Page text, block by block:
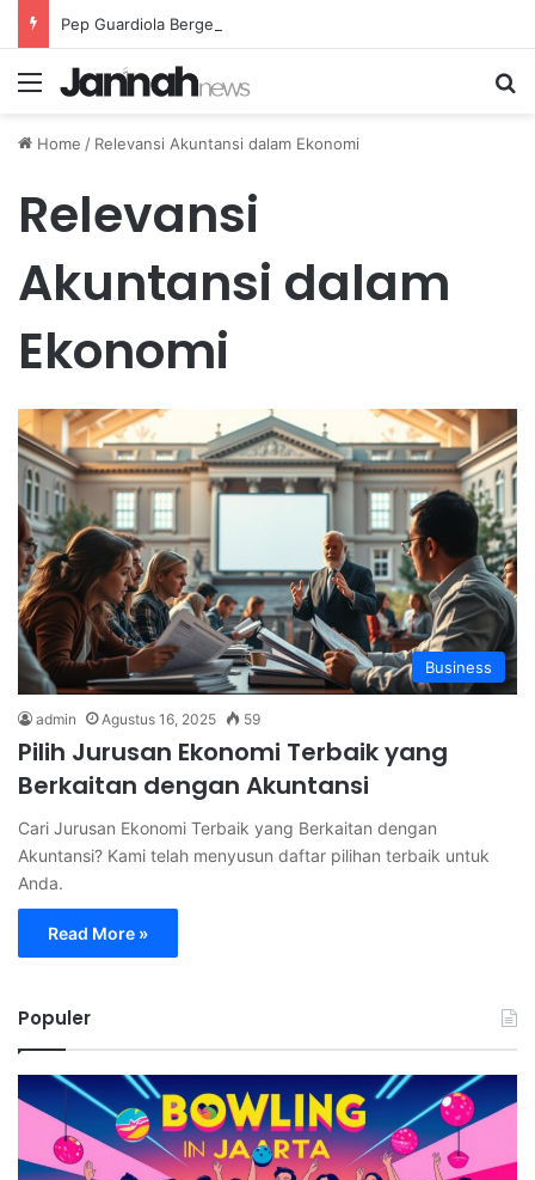
Menu
Home / Relevansi Akuntansi dalam Ekonomi
Relevansi
Akuntansi dalam
Ekonomi
Business
admin Agustus 16, 2025 59
Pilih Jurusan Ekonomi Terbaik yang
Berkaitan dengan Akuntansi
Cari Jurusan Ekonomi Terbaik yang Berkaitan dengan
Akuntansi? Kami telah menyusun daftar pilihan terbaik untuk
Anda.
Read More »
Populer